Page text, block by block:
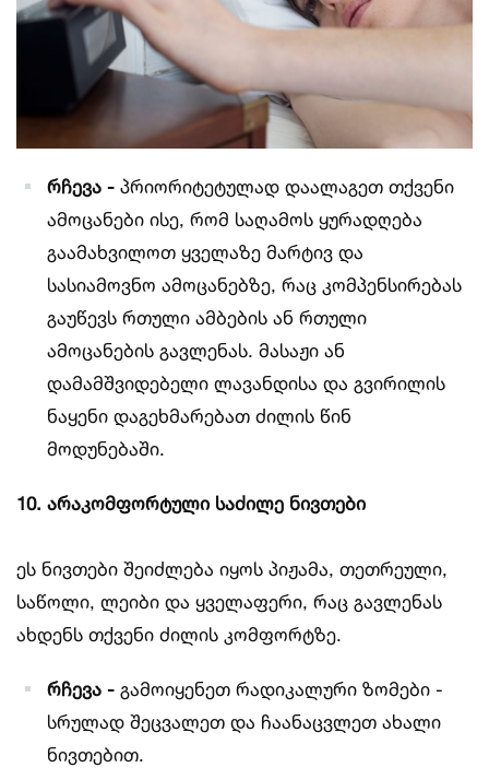
რჩევა - პრიორიტეტულად დაალაგეთ თქვენი
ამოცანები ისე, რომ საღამოს ყურადღება
გაამახვილოთ ყველაზე მარტივ და
სასიამოვნო ამოცანებზე, რაც კომპენსირებას
გაუწევს რთული ამბების ან რთული
ამოცანების გავლენას. მასაჟი ან
დამამშვიდებელი ლავანდისა და გვირილის
ნაყენი დაგეხმარებათ ძილის წინ
მოდუნებაში.
10. არაკომფორტული საძილე ნივთები
ეს ნივთები შეიძლება იყოს პიჟამა, თეთრეული,
საწოლი, ლეიბი და ყველაფერი, რაც გავლენას
ახდენს თქვენი ძილის კომფორტზე.
რჩევა - გამოიყენეთ რადიკალური ზომები -
სრულად შეცვალეთ და ჩაანაცვლეთ ახალი
ნივთებით.